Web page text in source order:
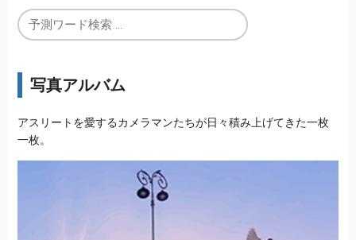
写真アルバム
アスリートを愛するカメラマンたちが日々積み上げてきた一枚
一枚。